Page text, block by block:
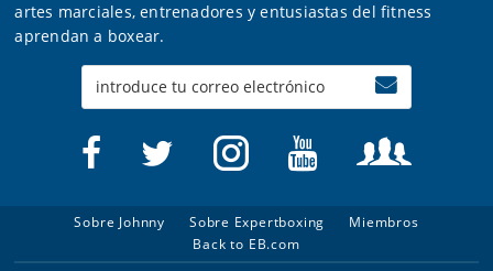
artes marciales, entrenadores y entusiastas del fitness
aprendan a boxear.
Enter
Sobre Johnny Sobre Expertboxing
Miembros
Back to EB.com